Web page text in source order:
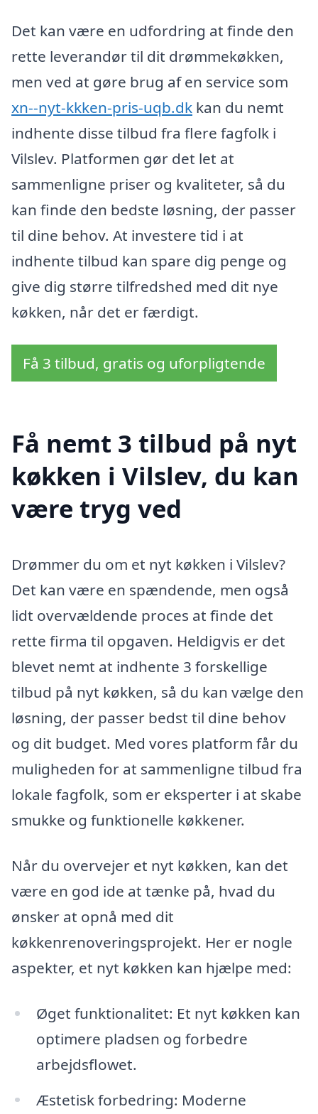
Det kan være en udfordring at finde den
rette leverandør til dit drømmekøkken,
men ved at gøre brug af en service som
xn--nyt-kkken-pris-uqb.dk kan du nemt
indhente disse tilbud fra flere fagfolk i
Vilslev. Platformen gør det let at
sammenligne priser og kvaliteter, så du
kan finde den bedste løsning, der passer
til dine behov. At investere tid i at
indhente tilbud kan spare dig penge og
give dig større tilfredshed med dit nye
køkken, når det er færdigt.
Få 3 tilbud, gratis og uforpligtende
Få nemt 3 tilbud på nyt
køkken i Vilslev, du kan
være tryg ved
Drømmer du om et nyt køkken i Vilslev?
Det kan være en spændende, men også
lidt overvældende proces at finde det
rette firma til opgaven. Heldigvis er det
blevet nemt at indhente 3 forskellige
tilbud på nyt køkken, så du kan vælge den
løsning, der passer bedst til dine behov
og dit budget. Med vores platform får du
muligheden for at sammenligne tilbud fra
lokale fagfolk, som er eksperter i at skabe
smukke og funktionelle køkkener.
Når du overvejer et nyt køkken, kan det
være en god ide at tænke på, hvad du
ønsker at opnå med dit
køkkenrenoveringsprojekt. Her er nogle
aspekter, et nyt køkken kan hjælpe med:
Øget funktionalitet: Et nyt køkken kan
optimere pladsen og forbedre
arbejdsflowet.
Æstetisk forbedring: Moderne